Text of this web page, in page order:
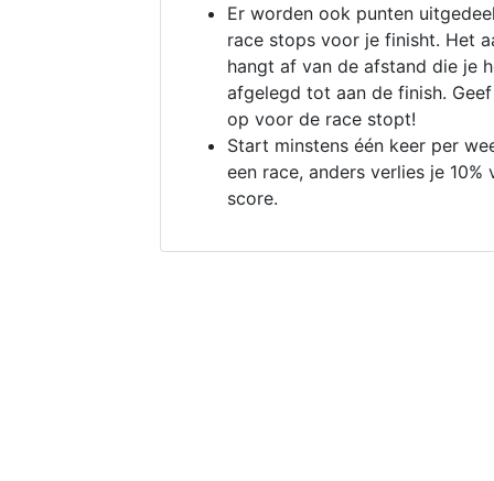
Er worden ook punten
race stops voor je finisht. Het
hangt af van de afstand die je
afgelegd tot aan de finish.
op voor de race stopt!
Start minstens één keer per
een race, anders verlies je 10%
score.